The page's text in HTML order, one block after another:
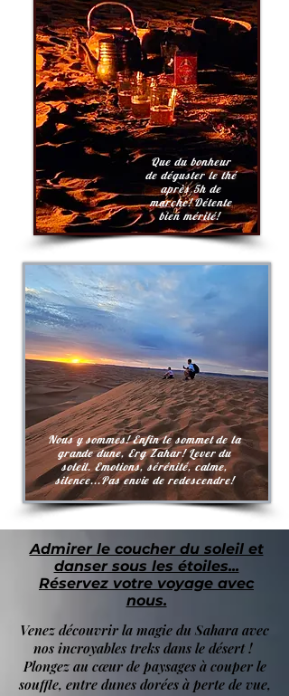
Que du bonheur
de déguster le thé
après 5h de
marche! Détente
bien mérité!
Nous y sommes! Enfin le sommet de la
grande dune, Erg Zahar! Lever du
soleil. Emotions, sérénité, calme,
silence...Pas envie de redescendre!
Admirer le coucher du soleil et
danser sous les étoiles...
Réservez votre voyage avec
nous.
Venez découvrir la magie du Sahara avec
nos incroyables treks dans le désert !
Plongez au cœur de paysages à couper le
souffle, entre dunes dorées à perte de vue,